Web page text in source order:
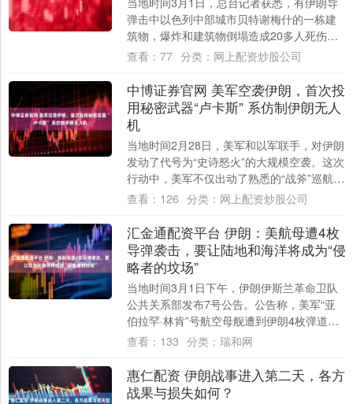
弹击中以色列中部城市贝特谢梅什的一栋建
筑物，爆炸和建筑物倒塌造成20多人死伤。
目前以色列军队、消防队和救护车赶往现
查看： 77 分类： 网上配资炒股公司
中博证券官网 美军空袭伊朗，首次投
用秘密武器“卢卡斯” 系仿制伊朗无人
机
当地时间2月28日，美军和以军联手，对伊朗
发动了代号为“史诗怒火”的大规模空袭。这次
行动中，美军不仅出动了熟悉的“战斧”巡航导
弹和F-18、F-35战斗机，还首....
查看： 126 分类： 网上配资炒股公司
汇金通配资平台 伊朗：美航母遭4枚
导弹袭击，要让陆地和海洋将成为“侵
略者的坟场”
当地时间3月1日下午，伊朗伊斯兰革命卫队
公共关系部发布7号公告。公告称，美军“亚
伯拉罕·林肯”号航空母舰遭到伊朗4枚弹道导
弹袭击。 公告说，伊朗武装部队对敌方军....
查看： 133 分类： 瑞和网
惠仁配资 伊朗战事进入第二天，各方
战果与损失如何？